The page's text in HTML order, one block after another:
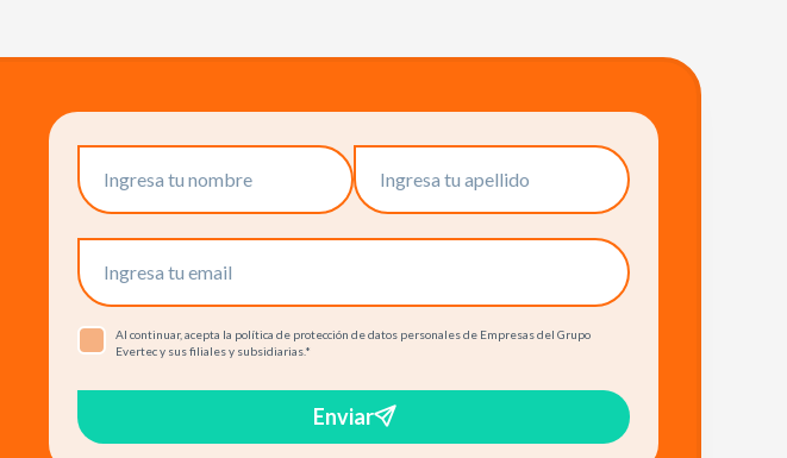
Al continuar, acepta la política de protección de datos personales de Empresas del Grupo
Evertec y sus filiales y subsidiarias.*
Enviar